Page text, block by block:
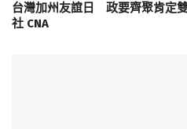
台灣加州友誼日 政要齊聚肯定
社 CNA